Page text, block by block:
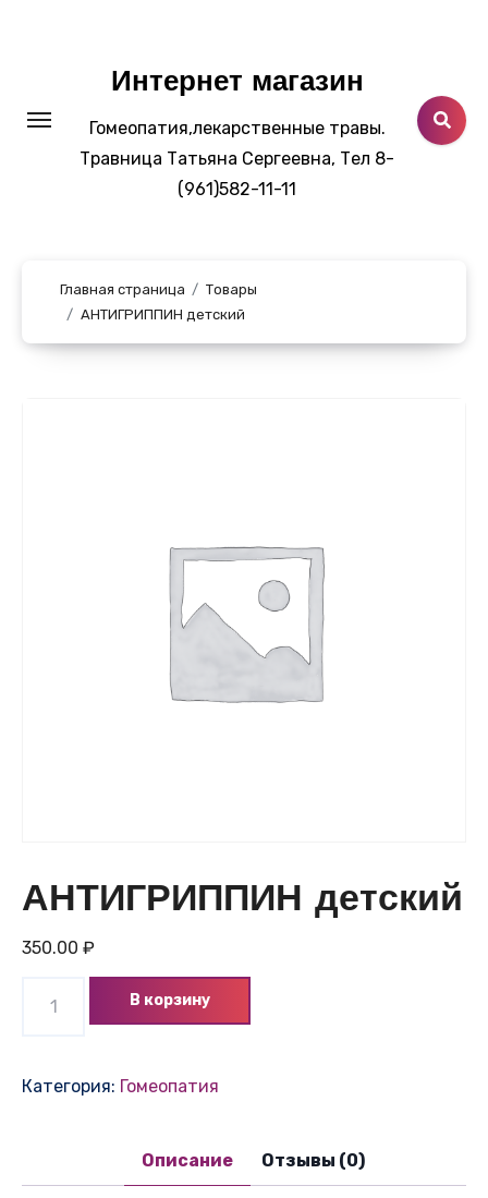
Интернет магазин
Гомеопатия,лекарственные травы.
Травница Татьяна Сергеевна, Тел 8-
(961)582-11-11
Главная страница
Товары
АНТИГРИППИН детский
АНТИГРИППИН детский
350.00 ₽
детский
В корзину
Категория: Гомеопатия
Описание Отзывы (0)